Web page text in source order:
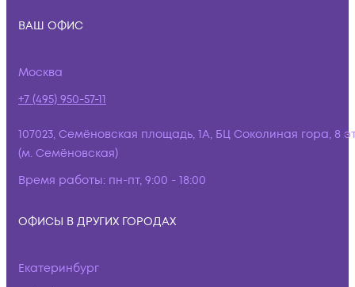
ВАШ ОФИС
Москва
+7 (495) 950-57-11
107023, Семёновская площадь, 1А, БЦ Соколиная гора, 8
(м. Семёновская)
Время работы: пн-пт, 9:00 - 18:00
ОФИСЫ В ДРУГИХ ГОРОДАХ
Екатеринбург